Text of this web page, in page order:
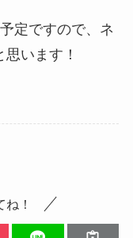
定ですので、ネ
います！
！